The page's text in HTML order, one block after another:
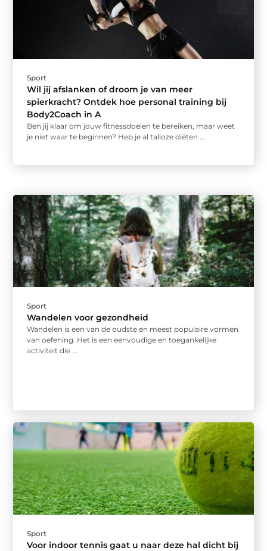
Sport
Wil jij afslanken of droom je van meer
spierkracht? Ontdek hoe personal training bij
Body2Coach in A
Ben jij klaar om jouw fitnessdoelen te bereiken, maar weet
je niet waar te beginnen? Heb je al talloze diëten ...
Sport
Wandelen voor gezondheid
Wandelen is een van de oudste en meest populaire vormen
van oefening. Het is een eenvoudige en toegankelijke
activiteit die ...
Sport
Voor indoor tennis gaat u naar deze hal dicht bij